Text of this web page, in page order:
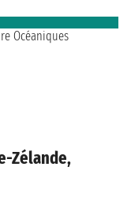
Zélande,